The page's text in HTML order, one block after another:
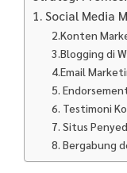
1. Social Media
2.Konten
3.Blogging di
4.Email
5.
6. Testimoni
7. Situs
8. Bergabung